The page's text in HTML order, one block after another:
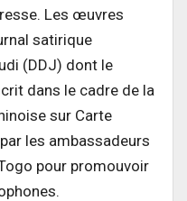
Les œuvres
satirique
(DDJ) dont le
dans le cadre de la
sur Carte
les ambassadeurs
pour promouvoir